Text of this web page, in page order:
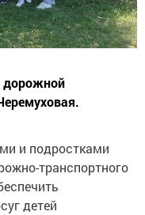
дорожной
и подростками
транспортного
детей